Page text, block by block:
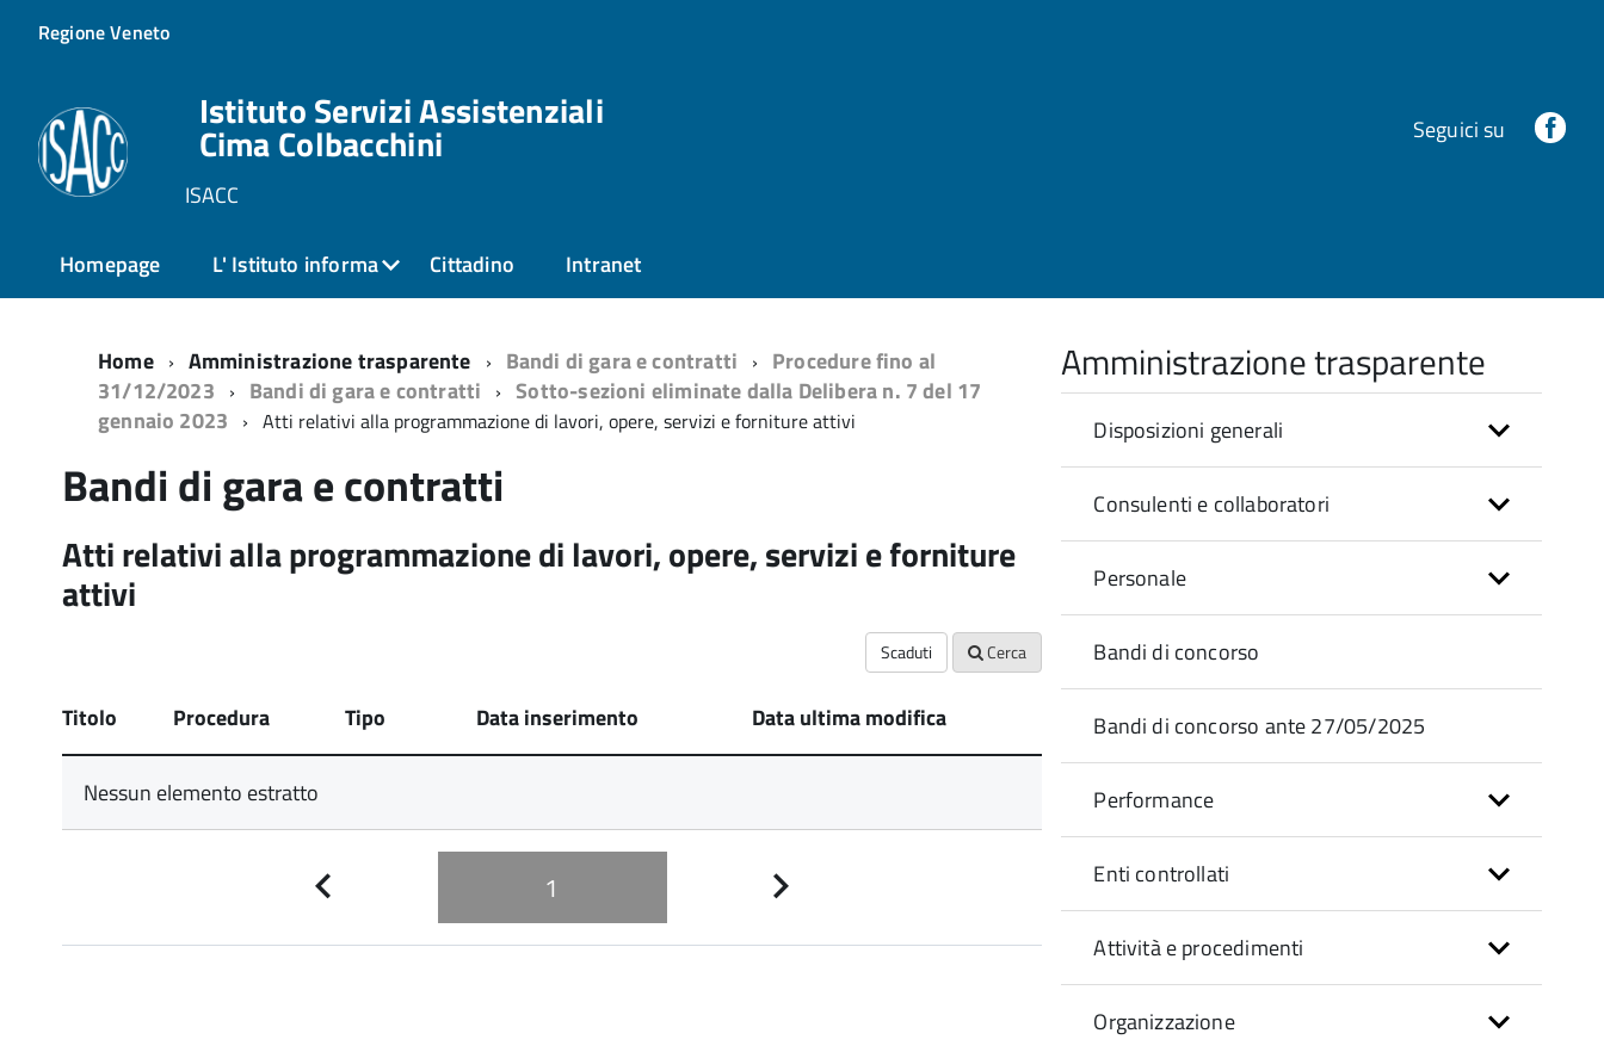
Regione Veneto
Istituto Servizi Assistenziali
Cima Colbacchini
ISACC
Seguici su
Homepage L' Istituto informa Cittadino Intranet
Home Amministrazione trasparente Bandi di gara e contratti
Procedure fino al
31/12/2023
Bandi di gara e contratti
Sotto-sezioni eliminate dalla Delibera n. 7 del 17
gennaio 2023
Atti relativi alla programmazione di lavori, opere, servizi e forniture attivi
Bandi di gara e contratti
Atti relativi alla programmazione di lavori, opere, servizi e forniture
attivi
Scaduti Cerca
Titolo Procedura Tipo Data inserimento Data ultima modifica
Nessun elemento estratto
1
Amministrazione trasparente
Disposizioni generali
Consulenti e collaboratori
Personale
Bandi di concorso
Bandi di concorso ante 27/05/2025
Performance
Enti controllati
Attività e procedimenti
Organizzazione